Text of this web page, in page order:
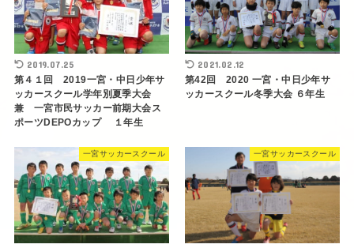
2019.07.25
第４１回 2019一宮・中日少年サ
ッカースクール学年別夏季大会
兼 一宮市民サッカー前期大会ス
ポーツDEPOカップ １年生
2021.02.12
第42回 2020 一宮・中日少年サ
ッカースクール冬季大会 ６年生
一宮サッカースクール 一宮サッカースクール